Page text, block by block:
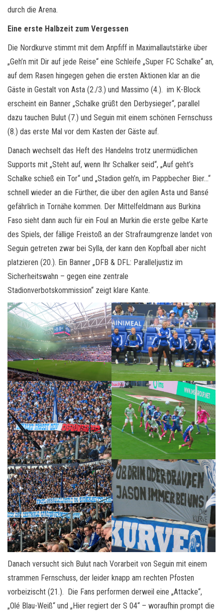
durch die Arena.
Eine erste Halbzeit zum Vergessen
Die Nordkurve stimmt mit dem Anpfiff in Maximallautstärke über
„Geh’n mit Dir auf jede Reise“ eine Schleife „Super FC Schalke“ an,
auf dem Rasen hingegen gehen die ersten Aktionen klar an die
Gäste in Gestalt von Asta (2./3.) und Massimo (4.). im K-Block
erscheint ein Banner „Schalke grüßt den Derbysieger“, parallel
dazu tauchen Bulut (7.) und Seguin mit einem schönen Fernschuss
(8.) das erste Mal vor dem Kasten der Gäste auf.
Danach wechselt das Heft des Handelns trotz unermüdlichen
Supports mit „Steht auf, wenn Ihr Schalker seid“, „Auf geht’s
Schalke schieß ein Tor“ und „Stadion geh’n, im Pappbecher Bier…“
schnell wieder an die Fürther, die über den agilen Asta und Bansé
gefährlich in Tornähe kommen. Der Mittelfeldmann aus Burkina
Faso sieht dann auch für ein Foul an Murkin die erste gelbe Karte
des Spiels, der fällige Freistoß an der Strafraumgrenze landet von
Seguin getreten zwar bei Sylla, der kann den Kopfball aber nicht
platzieren (20.). Ein Banner „DFB & DFL: Paralleljustiz im
Sicherheitswahn – gegen eine zentrale
Stadionverbotskommission“ zeigt klare Kante.
Danach versucht sich Bulut nach Vorarbeit von Seguin mit einem
strammen Fernschuss, der leider knapp am rechten Pfosten
vorbeizischt (21.). Die Fans performen derweil eine „Attacke“,
„Olé Blau-Weiß“ und „Hier regiert der S 04“ – woraufhin prompt die